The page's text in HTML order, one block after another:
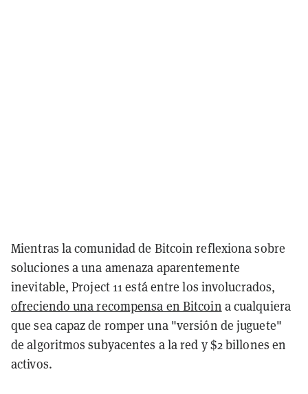
Mientras la comunidad de Bitcoin reflexiona sobre
soluciones a una amenaza aparentemente
inevitable, Project 11 está entre los involucrados,
ofreciendo una recompensa en Bitcoin a cualquiera
que sea capaz de romper una "versión de juguete"
de algoritmos subyacentes a la red y $2 billones en
activos.